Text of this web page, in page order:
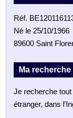
Réf.
Né le 25/10/1966
89600 Saint
Ma recherche
Je recherche
étranger, dans